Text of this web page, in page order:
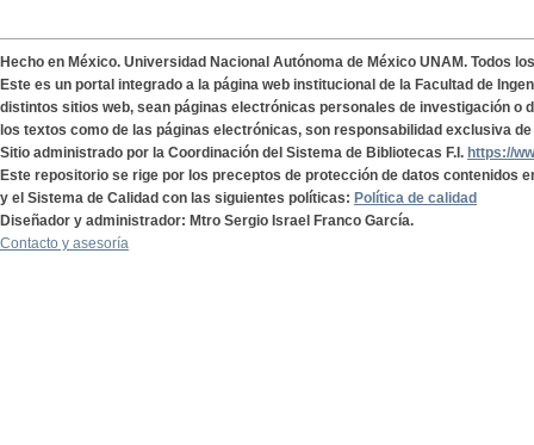
Hecho en México. Universidad Nacional Autónoma de México UNAM. Todos
Este es un portal integrado a la página web institucional de la Facultad de
distintos sitios web, sean páginas electrónicas personales de investigación o
los textos como de las páginas electrónicas, son responsabilidad exclusiva
Sitio administrado por la Coordinación del Sistema de Bibliotecas F.I. https://
Este repositorio se rige por los preceptos de protección de datos contenidos
y el Sistema de Calidad con las siguientes políticas: Política de calidad
Diseñador y administrador: Mtro Sergio Israel Franco García.
Contacto y asesoría